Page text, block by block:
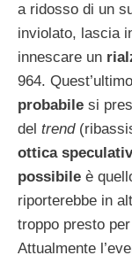
a ridosso di un
inviolato, lascia
innescare un
964.
probabile si
del trend
ottica
possibile è
riporterebbe in
troppo presto
Attualmente